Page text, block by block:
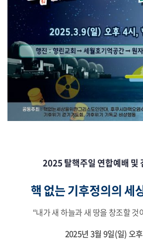
2025 탈핵주일 연합예배 및
핵 없는 기후정의의 세
“내가 새 하늘과 새 땅을 창조할 것
2025년 3월 9일(일) 오